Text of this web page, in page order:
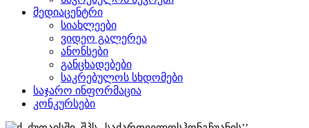
მედიაცენტრი
სიახლეები
ვიდეო გალერეა
ანონსები
განცხადებები
საკრებულოს სხდომები
საჯარო ინფორმაცია
კონკურსები